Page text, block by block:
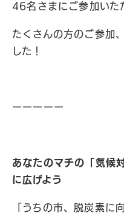
46名さまにご参加いた
たくさんの方のご参加
した！
ーーーーー
あなたのマチの「気候
に広げよう
「うちの市、脱炭素に